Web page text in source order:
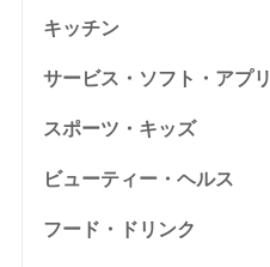
キッチン
サービス・ソフト・アプリ
スポーツ・キッズ
ビューティー・ヘルス
フード・ドリンク